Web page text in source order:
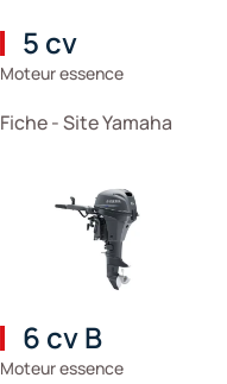
5 cv
Moteur essence
Fiche - Site Yamaha
6 cv B
Moteur essence